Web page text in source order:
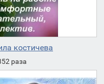
костичева
раза